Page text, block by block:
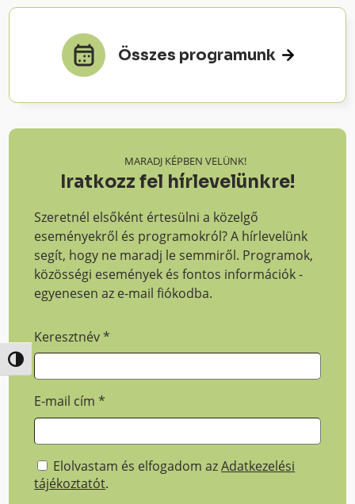
Nagy kontraszt váltása
Összes programunk
MARADJ KÉPBEN VELÜNK!
Iratkozz fel hírlevelünkre!
Szeretnél elsőként értesülni a közelgő
eseményekről és programokról? A hírlevelünk
segít, hogy ne maradj le semmiről. Programok,
közösségi események és fontos információk -
egyenesen az e-mail fiókodba.
Keresztnév*
E-mail cím*
Elolvastam és elfogadom azAdatkezelési
tájékoztatót.